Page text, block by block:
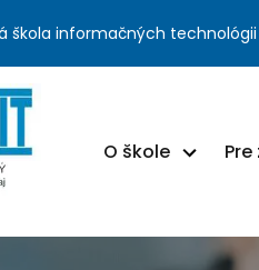
škola informačných
O škole